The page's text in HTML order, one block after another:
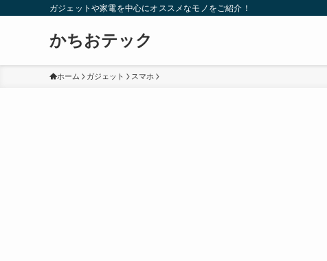
ガジェットや家電を中心にオススメなモノをご紹介！
かちおテック
ホーム ガジェット スマホ